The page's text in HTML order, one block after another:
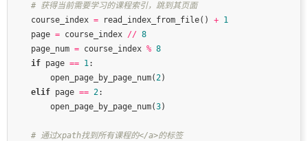
# 获得当前需要学习的课程索引，跳到其页面
    course_index
= read_index_from_file() + 1
    page
= course_index // 8
    page_num
= course_index % 8
if page == 1
        open_page_by_page_num(
2
elif page == 2
        open_page_by_page_num(
3
# 通过xpath找到所有课程的</a>的标签